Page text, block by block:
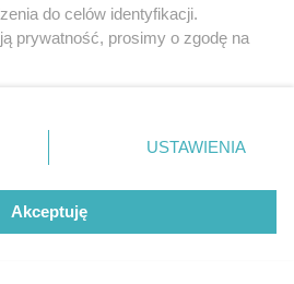
Pokaż więcej
do celów identyfikacji.
prywatność, prosimy o zgodę na
dolnym rogu strony
. Niektóre
nie wymagają zgody
prawo sprzeciwić się takiemu
będą miały zastosowania tylko
USTAWIENIA
Akceptuję